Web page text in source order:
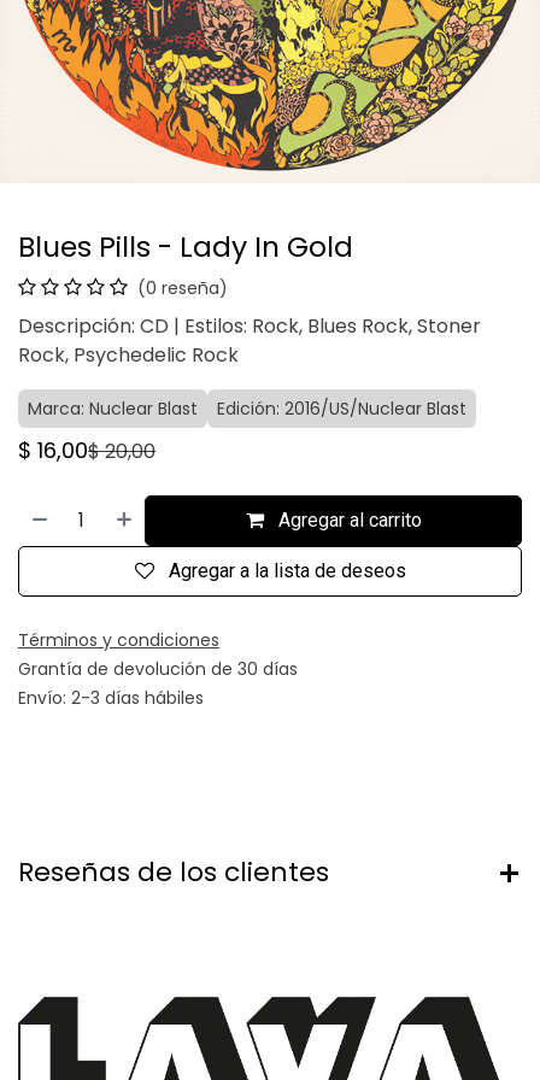
Blues Pills - Lady In Gold
(0 reseña)
Descripción: CD | Estilos: Rock, Blues Rock, Stoner
Rock, Psychedelic Rock
Marca: Nuclear Blast Edición: 2016/US/Nuclear Blast
$ 16,00$20,00
Agregar al carrito
Agregar a la lista de deseos
Términos y condiciones
Grantía de devolución de 30 días
Envío: 2-3 días hábiles
Reseñas de los clientes